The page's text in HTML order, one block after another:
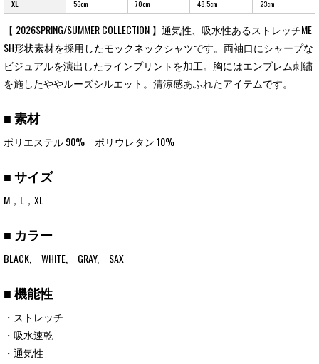
XL 56cm 70cm 48.5cm 23cm
【 2026SPRING/SUMMER COLLECTION 】通気性、吸水性あるストレッチME
SH形状素材を採用したモックネックシャツです。両袖口にシャープな
ビジュアルを演出したラインプリントを加工。胸にはエンブレム刺繍
を施したややルーズシルエット。清涼感あふれたアイテムです。
■ 素材
ポリエステル 90% ポリウレタン 10%
■ サイズ
M，L，XL
■ カラー
BLACK, WHITE, GRAY, SAX
■ 機能性
・ストレッチ
・吸水速乾
・通気性